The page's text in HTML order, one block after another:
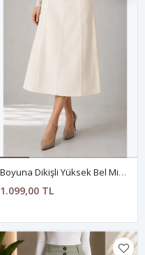
Boyuna Dikişli Yüksek Bel Midi Etek- KIRIK BEYAZ
1.099,00 TL